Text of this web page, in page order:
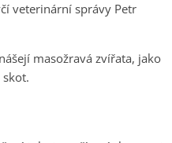
veterinární správy Petr
masožravá zvířata, jako
skot.